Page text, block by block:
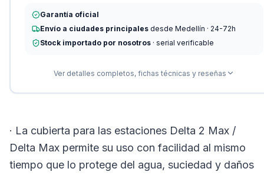
Garantía oficial
Envío a ciudades principales desde Medellín · 24-72h
Stock importado por nosotros · serial verificable
Ver detalles completos, fichas técnicas y reseñas
· La cubierta para las estaciones Delta 2 Max /
Delta Max permite su uso con facilidad al mismo
tiempo que lo protege del agua, suciedad y daños